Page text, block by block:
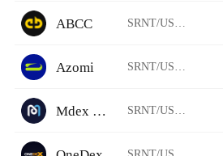
ABCC SRNT/USDT
Azomi SRNT/USDT
Mdex BSC SRNT/USDT